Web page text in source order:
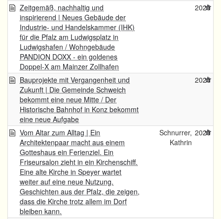
Zeitgemäß, nachhaltig und
inspirierend | Neues Gebäude der
Industrie- und Handelskammer (IHK)
für die Pfalz am Ludwigsplatz in
Ludwigshafen / Wohngebäude
PANDION DOXX - ein goldenes
Doppel-X am Mainzer Zollhafen
2025
Bauprojekte mit Vergangenheit und
Zukunft | Die Gemeinde Schweich
bekommt eine neue Mitte / Der
Historische Bahnhof in Konz bekommt
eine neue Aufgabe
2025
Vom Altar zum Alltag | Ein
Architektenpaar macht aus einem
Gotteshaus ein Ferienziel. Ein
Friseursalon zieht in ein Kirchenschiff.
Eine alte Kirche in Speyer wartet
weiter auf eine neue Nutzung.
Geschichten aus der Pfalz, die zeigen,
dass die Kirche trotz allem im Dorf
bleiben kann.
Schnurrer,
Kathrin
2025